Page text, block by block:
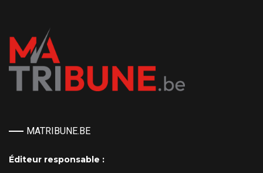
MATRIBUNE.BE
Éditeur responsable :